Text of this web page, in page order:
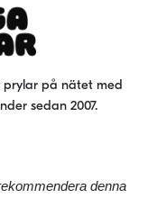
prylar på nätet med
sedan 2007.
denna